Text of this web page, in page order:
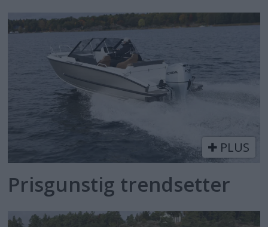
PLUS
Prisgunstig trendsetter